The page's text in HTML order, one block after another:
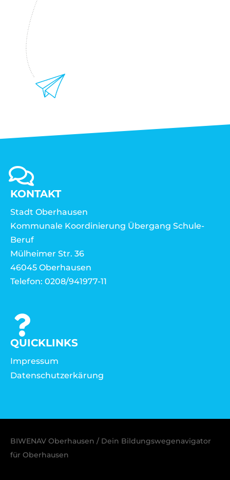
KONTAKT
Stadt Oberhausen
Kommunale Koordinierung Übergang Schule-
Beruf
Mülheimer Str. 36
46045 Oberhausen
Telefon: 0208/941977-11
QUICKLINKS
Impressum
Datenschutzerkärung
BIWENAV Oberhausen / Dein Bildungswegenavigator
für Oberhausen